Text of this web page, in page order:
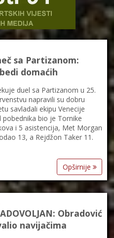
sa Partizanom:
domaćih
duel sa Partizanom u 25.
napravili su dobru
savladali ekipu Venecije
bio je Tornike
i 5 asistencija, Met Morgan
13, a Rejdžon Taker 11.
Opširnije
Obradović
navijačima